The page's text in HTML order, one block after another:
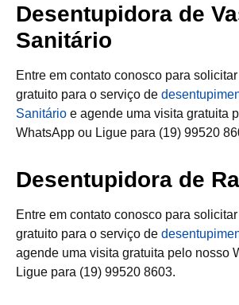
Desentupidora de
Sanitário
Entre em contato conosco para
gratuito para o serviço de
Sanitário e agende uma visita gratuita
WhatsApp ou Ligue para (19) 99520
Desentupidora de
Entre em contato conosco para
gratuito para o serviço de
agende uma visita gratuita pelo nosso
Ligue para (19) 99520 8603.